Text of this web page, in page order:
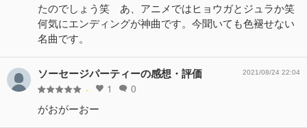
たのでしょう笑 あ、アニメではヒョウガとジュラか笑
何気にエンディングが神曲です。今聞いても色褪せない
名曲です。
ソーセージパーティーの感想・評価
- 1 0
2021/08/24 22:04
がおがーおー